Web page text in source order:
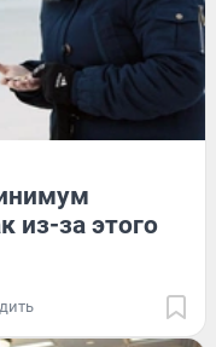
из-за этого